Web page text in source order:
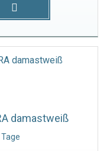
damastweiß